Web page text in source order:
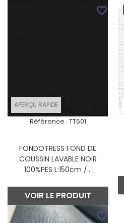
APERÇU RAPIDE
Référence : TT601
FONDOTRESS FOND DE
COUSSIN LAVABLE NOIR
100%PES L:150cm /...
VOIR LE PRODUIT
favorite_border
favorite_border